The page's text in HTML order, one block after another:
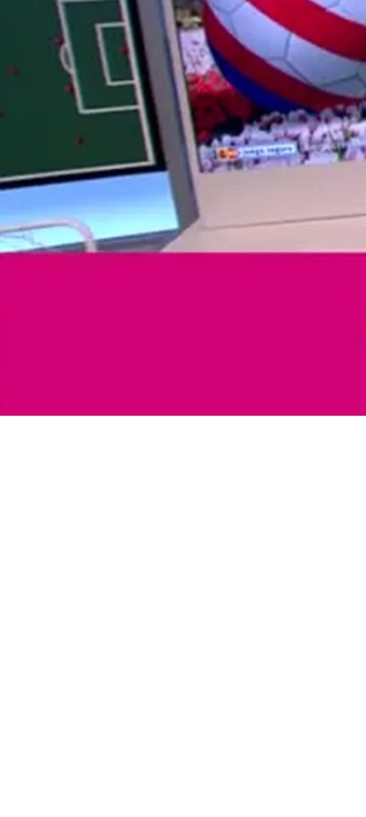
madrid
Publicado:08 de junio de 2018, 19:03
wanabet